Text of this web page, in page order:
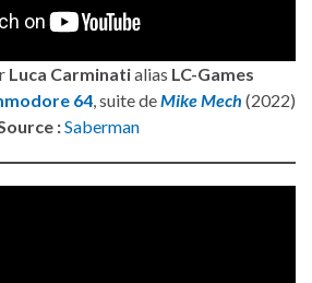
Luca Carminatialias LC-Games
64, suite deMike Mech (2022)
:Saberman